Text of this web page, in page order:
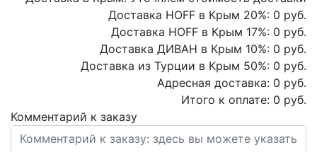
Доставка HOFF в Крым 20%: 0 руб.
Доставка HOFF в Крым 17%: 0 руб.
Доставка ДИВАН в Крым 10%: 0 руб.
Доставка из Турции в Крым 50%: 0 руб.
Адресная доставка: 0 руб.
Итого к оплате: 0 руб.
Комментарий к заказу